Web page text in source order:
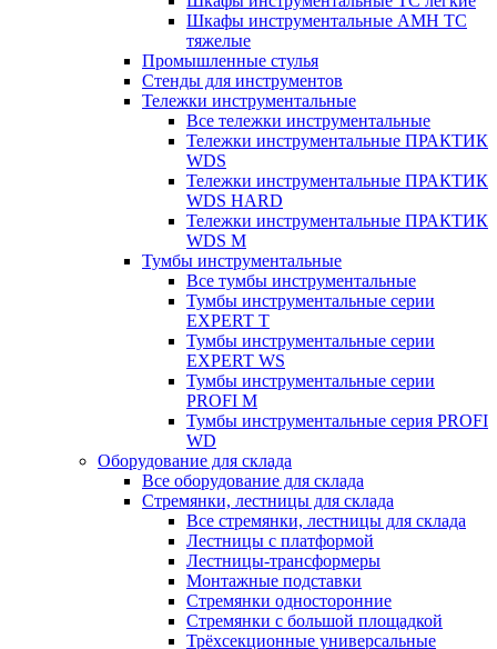
Шкафы инструментальные AMH TC
тяжелые
Промышленные стулья
Стенды для инструментов
Тележки инструментальные
Все тележки инструментальные
Тележки инструментальные ПРАКТИК
WDS
Тележки инструментальные ПРАКТИК
WDS HARD
Тележки инструментальные ПРАКТИК
WDS M
Тумбы инструментальные
Все тумбы инструментальные
Тумбы инструментальные серии
EXPERT T
Тумбы инструментальные серии
EXPERT WS
Тумбы инструментальные серии
PROFI M
Тумбы инструментальные серия PROFI
WD
Оборудование для склада
Все оборудование для склада
Стремянки, лестницы для склада
Все стремянки, лестницы для склада
Лестницы с платформой
Лестницы-трансформеры
Монтажные подставки
Стремянки односторонние
Стремянки с большой площадкой
Трёхсекционные универсальные